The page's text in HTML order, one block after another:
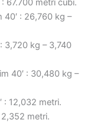
67.700 metri cubi.
40′ : 26,760 kg –
3,720 kg – 3,740
40′ : 30,480 kg –
: 12,032 metri.
metri.